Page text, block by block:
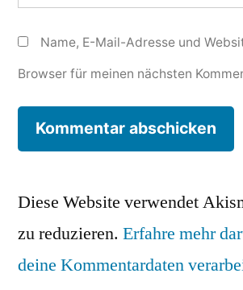
Name, E-Mail-Adresse und
Browser für meinen nächsten
Diese Website verwendet
zu reduzieren. Erfahre mehr
deine Kommentardaten